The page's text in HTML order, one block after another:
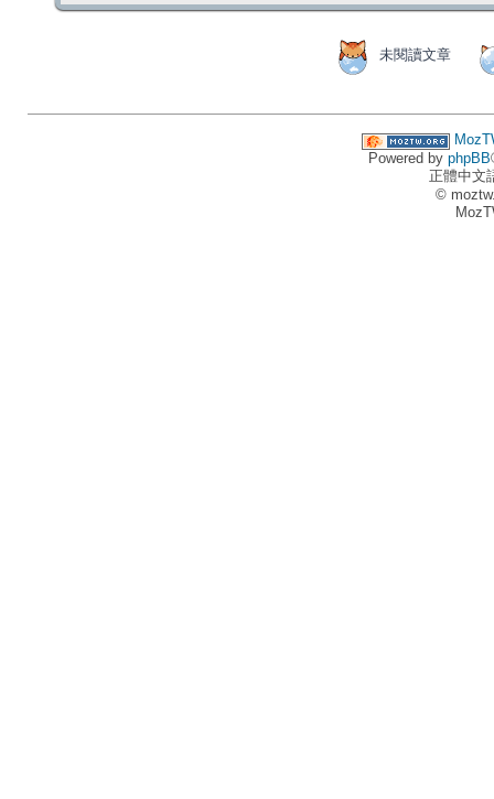
未閱讀文章
Powered by phpBB
正體中文
©